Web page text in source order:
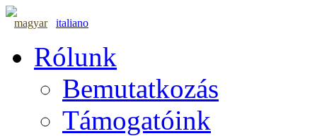
magyar italiano
Rólunk
Bemutatkozás
Támogatóink